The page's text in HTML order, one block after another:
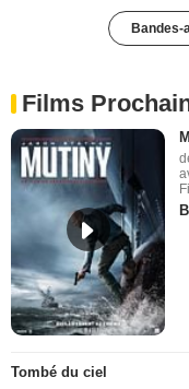
Bandes-
Films
Tombé du ciel